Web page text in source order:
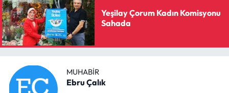
Yeşilay Çorum Kadın Komisyonu
Sahada
MUHABIR
Ebru Çalık
Yayla Haber
Yemek Tarifleri
Yerel Haberler